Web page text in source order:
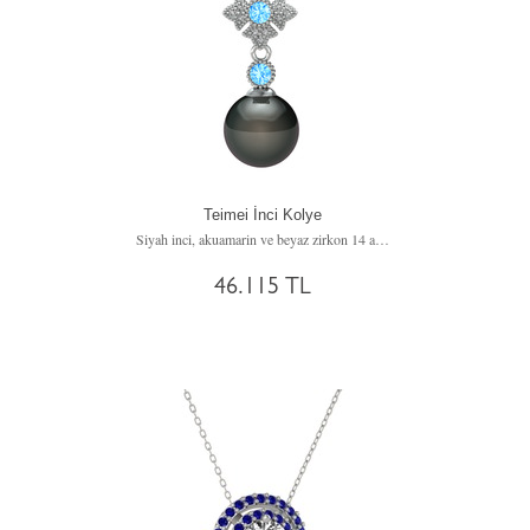
Teimei İnci Kolye
Siyah inci, akuamarin ve beyaz zirkon 14 ayar beyaz altın kolye (40 cm gümüş rolo zincir)
46.115 TL